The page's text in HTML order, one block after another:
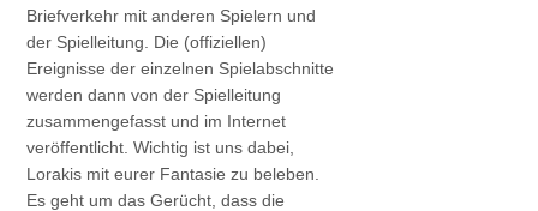
Briefverkehr mit anderen Spielern und
der Spielleitung. Die (offiziellen)
Ereignisse der einzelnen Spielabschnitte
werden dann von der Spielleitung
zusammengefasst und im Internet
veröffentlicht. Wichtig ist uns dabei,
Lorakis mit eurer Fantasie zu beleben.
Es geht um das Gerücht, dass die